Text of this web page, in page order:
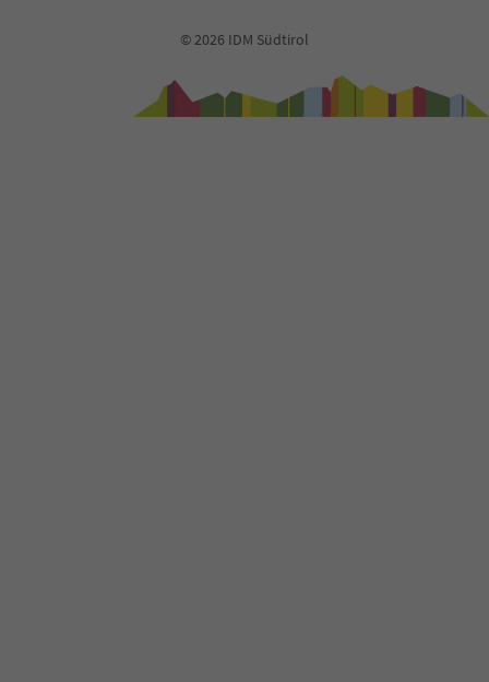
© 2026 IDM Südtirol